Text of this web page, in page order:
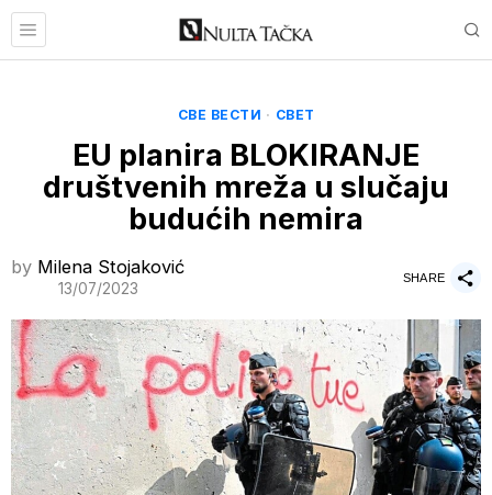
СВЕ ВЕСТИ · СВЕТ
EU planira BLOKIRANJE
društvenih mreža u slučaju
budućih nemira
by Milena Stojaković
13/07/2023
SHARE